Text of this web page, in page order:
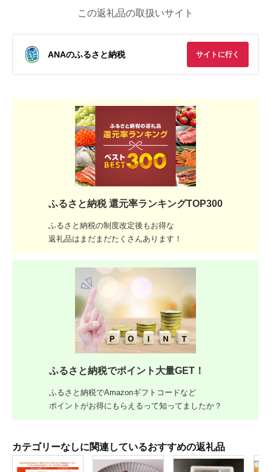
この返礼品の取扱いサイト
ANAのふるさと納税 サイトに行く
ふるさと納税 還元率ランキングTOP300
ふるさと納税の制度改定後もお得な
返礼品はまだまだたくさんあります！
ふるさと納税でポイント大量GET！
ふるさと納税でAmazonギフトコードなど
ポイントがお得にもらえるって知ってましたか？
カテゴリーなしに関連しているおすすめの返礼品